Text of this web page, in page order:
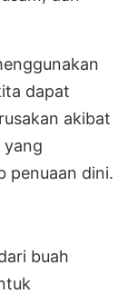
dapat
akibat
yang
penuaan dini.
buah